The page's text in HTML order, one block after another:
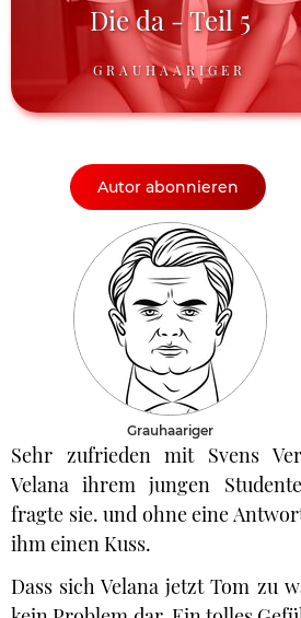
Die da - Teil 5
GRAUHAARIGER
Autor abonnieren
Grauhaariger
Sehr zufrieden mit Svens
Velana ihrem jungen
fragte sie. und ohne eine
ihm einen Kuss.
Dass sich Velana jetzt Tom zu